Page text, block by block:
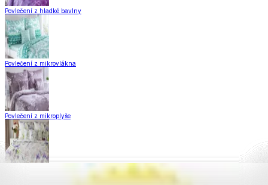
Povlečení z hladké bavlny
Povlečení z mikrovlákna
Povlečení z mikroplyše